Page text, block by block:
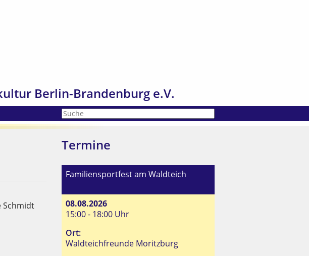
Berlin-Brandenburg e.V.
Schmidt
Termine
Familiensportfest am Waldteich
08.08.2026
15:00 - 18:00 Uhr
Ort:
Waldteichfreunde Moritzburg